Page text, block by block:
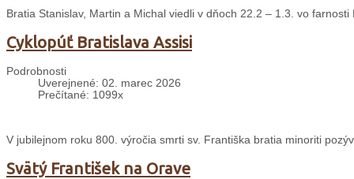
Bratia Stanislav, Martin a Michal viedli v dňoch 22.2 – 1.3. vo
Cyklopúť Bratislava Assisi
Podrobnosti
Uverejnené: 02. marec 2026
Prečítané: 1099x
V jubilejnom roku 800. výročia smrti sv. Františka bratia minoriti
Svätý František na Orave